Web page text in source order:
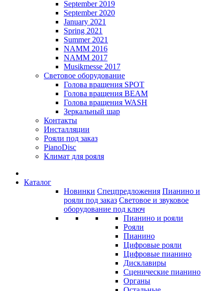
September 2019
September 2020
January 2021
Spring 2021
Summer 2021
NAMM 2016
NAMM 2017
Musikmesse 2017
Световое оборудование
Голова вращения SPOT
Голова вращения BEAM
Голова вращения WASH
Зеркальный шар
Контакты
Инсталляции
Рояли под заказ
PianoDisc
Климат для рояля
Каталог
Новинки Спецпредложения Пианино и
рояли под заказ Световое и звуковое
оборудование под ключ
Пианино и рояли
Рояли
Пианино
Цифровые рояли
Цифровые пианино
Дисклавиры
Сценические пианино
Органы